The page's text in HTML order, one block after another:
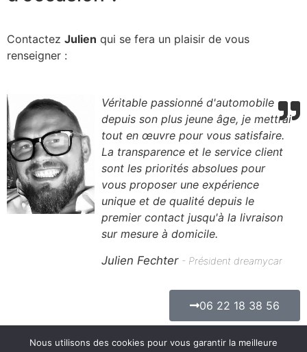
Contactez Julien qui se fera un plaisir de vous
renseigner :
Véritable passionné d'automobile
depuis son plus jeune âge, je mettrai
tout en œuvre pour vous satisfaire.
La transparence et le service client
sont les priorités absolues pour
vous proposer une expérience
unique et de qualité depuis le
premier contact jusqu'à la livraison
sur mesure à domicile.
Julien Fechter - Président dreamycar
06 22 18 38 56
Nous utilisons des cookies pour vous garantir la meilleure